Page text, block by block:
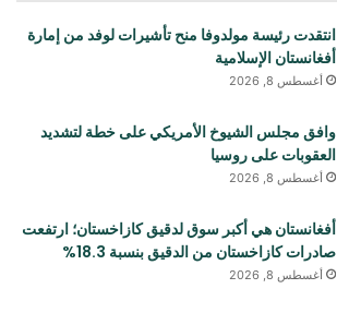
انتقدت رئيسة مولدوفا منح تأشيرات لوفد من إمارة
أفغانستان الإسلامية
أغسطس 8, 2026
وافق مجلس الشيوخ الأمريكي على خطة لتشديد
العقوبات على روسيا
أغسطس 8, 2026
أفغانستان هي أكبر سوق لدقيق كازاخستان؛ ارتفعت
صادرات كازاخستان من الدقيق بنسبة 18.3%
أغسطس 8, 2026